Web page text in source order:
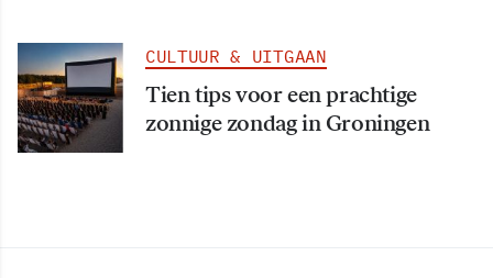
CULTUUR & UITGAAN
Tien tips voor een prachtige
zonnige zondag in Groningen